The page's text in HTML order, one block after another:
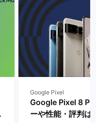
Google Pixel
Google Pixel 8
ーや性能・評判は